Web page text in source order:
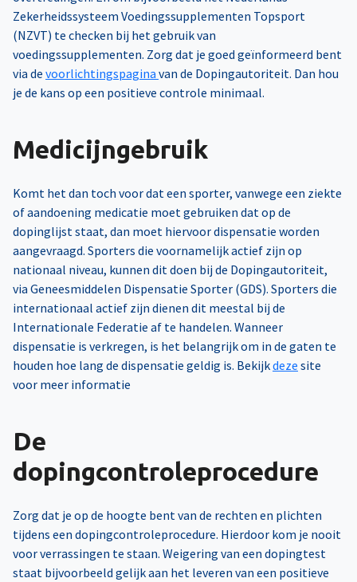
Zekerheidssysteem Voedingssupplementen Topsport
(NZVT) te checken bij het gebruik van
voedingssupplementen. Zorg dat je goed geïnformeerd bent
via de voorlichtingspagina van de Dopingautoriteit. Dan hou
je de kans op een positieve controle minimaal.
Medicijngebruik
Komt het dan toch voor dat een sporter, vanwege een ziekte
of aandoening medicatie moet gebruiken dat op de
dopinglijst staat, dan moet hiervoor dispensatie worden
aangevraagd. Sporters die voornamelijk actief zijn op
nationaal niveau, kunnen dit doen bij de Dopingautoriteit,
via Geneesmiddelen Dispensatie Sporter (GDS). Sporters die
internationaal actief zijn dienen dit meestal bij de
Internationale Federatie af te handelen. Wanneer
dispensatie is verkregen, is het belangrijk om in de gaten te
houden hoe lang de dispensatie geldig is. Bekijkdeze site
voor meer informatie
De
dopingcontroleprocedure
Zorg dat je op de hoogte bent van de rechten en plichten
tijdens een dopingcontroleprocedure. Hierdoor kom je nooit
voor verrassingen te staan. Weigering van een dopingtest
staat bijvoorbeeld gelijk aan het leveren van een positieve